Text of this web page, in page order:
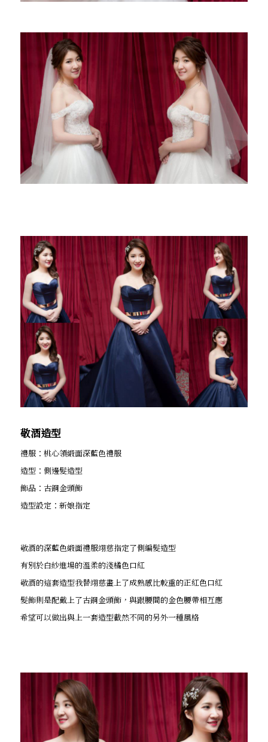
敬酒造型
禮服：桃心領緞面深藍色禮服
造型：側邊髮造型
飾品：古銅金頭飾
造型設定：新娘指定
敬酒的深藍色緞面禮服翊慈指定了側編髮造型
有別於白紗進場的溫柔的淺橘色口紅
敬酒的這套造型我替翊慈畫上了成熟感比較重的正紅色口紅
髮飾則是配戴上了古銅金頭飾，與跟腰間的金色腰帶相互應
希望可以做出與上一套造型截然不同的另外一種風格